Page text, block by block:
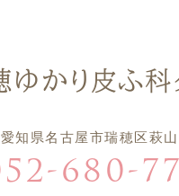
愛知県名古屋市瑞穂区萩
680-